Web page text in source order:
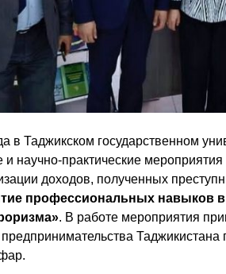
в Таджикском государственном
научно-практические
доходов, полученных
профессиональных навыков
. В работе мероприятия